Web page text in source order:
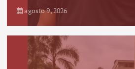
agosto 9, 2026